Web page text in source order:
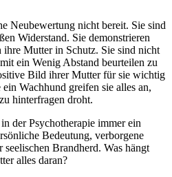
Neubewertung nicht bereit. Sie sind
Widerstand. Sie demonstrieren
Mutter in Schutz. Sie sind nicht
ein Wenig Abstand beurteilen zu
Bild ihrer Mutter für sie wichtig
Wachhund greifen sie alles an,
hinterfragen droht.
der Psychotherapie immer ein
Bedeutung, verborgene
Brandherd. Was hängt
alles daran?